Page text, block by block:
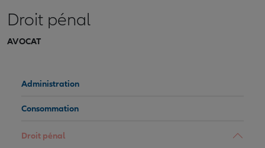
Droit pénal
AVOCAT
Administration
Consommation
Droit pénal